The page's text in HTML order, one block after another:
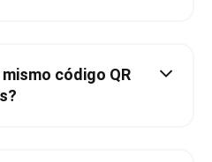
código QR